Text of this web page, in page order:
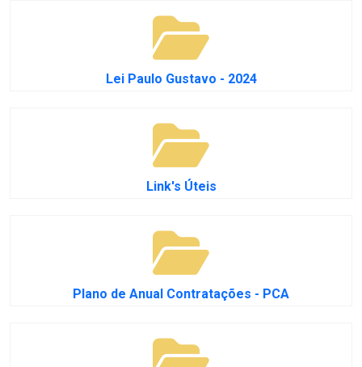
Lei Paulo Gustavo - 2024
Link's Úteis
Plano de Anual Contratações - PCA